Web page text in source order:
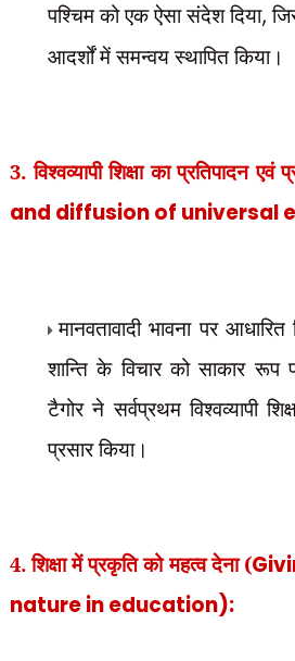
पश्चिम को एक ऐसा संदेश दिया,
आदर्शों में समन्वय स्थापित किया।
3. विश्वव्यापी शिक्षा का प्रतिपादन एवं
and diffusion of universal
मानवतावादी भावना पर
शान्ति के विचार को साकार
टैगोर ने सर्वप्रथम विश्वव्यापी
प्रसार किया।
4. शिक्षा में प्रकृति को महत्व देना (
nature in education):